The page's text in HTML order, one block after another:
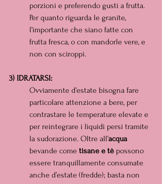
porzioni e preferendo gusti a frutta.
Per quanto riguarda le granite,
l’importante che siano fatte con
frutta fresca, o con mandorle vere, e
non con sciroppi.
3) IDRATARSI:
Ovviamente d’estate bisogna fare
particolare attenzione a bere, per
contrastare le temperature elevate e
per reintegrare i liquidi persi tramite
la sudorazione. Oltre all’acqua
bevande come tisane e tè possono
essere tranquillamente consumate
anche d’estate (fredde); basta non